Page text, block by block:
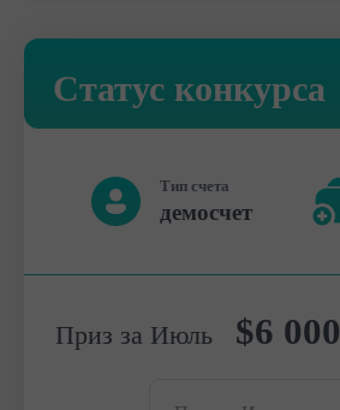
Статус конкурса
Тип счета
демосчет
Приз за Июль $6 000